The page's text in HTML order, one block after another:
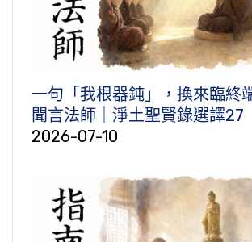
一句「我根器鈍」，換來臨終
聞言法師｜淨土聖賢錄選譯27
2026-07-10